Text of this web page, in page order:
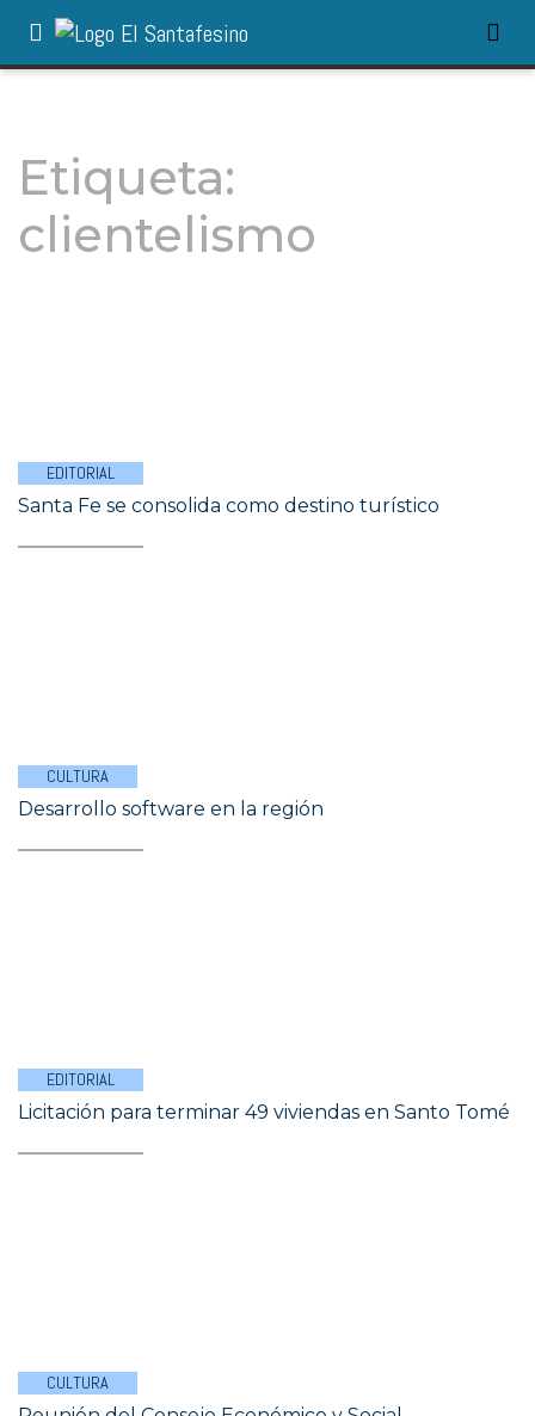
Etiqueta:
clientelismo
EDITORIAL
Santa Fe se consolida como destino turístico
CULTURA
Desarrollo software en la región
EDITORIAL
Licitación para terminar 49 viviendas en Santo Tomé
CULTURA